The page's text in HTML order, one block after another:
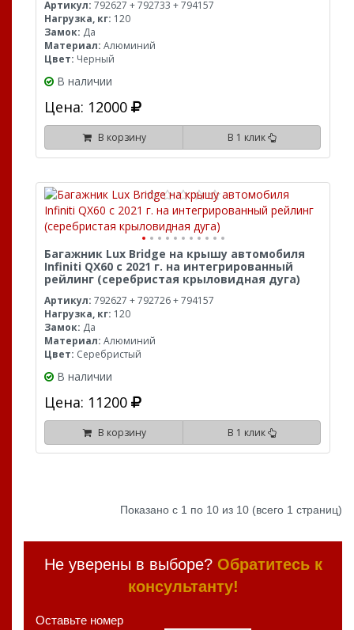
Артикул: 792627 + 792733 + 794157
Нагрузка, кг: 120
Замок: Да
Материал: Алюминий
Цвет: Черный
В наличии
Цена: 12000
В корзину В 1 клик
Багажник Lux Bridge на крышу автомобиля
Infiniti QX60 с 2021 г. на интегрированный
рейлинг (серебристая крыловидная дуга)
Артикул: 792627 + 792726 + 794157
Нагрузка, кг: 120
Замок: Да
Материал: Алюминий
Цвет: Серебристый
В наличии
Цена: 11200
В корзину В 1 клик
Показано с 1 по 10 из 10 (всего 1 страниц)
Не уверены в выборе? Обратитесь к
консультанту!
Оставьте номер